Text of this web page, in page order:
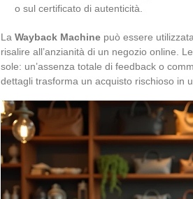
o sul certificato di autenticità.
La Wayback Machine può essere
risalire all’anzianità di un negozio online.
sole: un’assenza totale di feedback o
dettagli trasforma un acquisto rischioso in